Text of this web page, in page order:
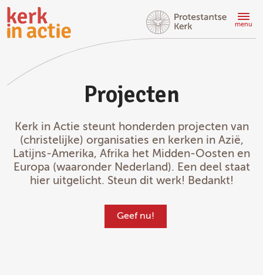
Doorgaan
naar
hoofdinhoud
menu
Projecten
Kerk in Actie steunt honderden projecten van
(christelijke) organisaties en kerken in Azië,
Latijns-Amerika, Afrika het Midden-Oosten en
Europa (waaronder Nederland). Een deel staat
hier uitgelicht. Steun dit werk! Bedankt!
Geef nu!